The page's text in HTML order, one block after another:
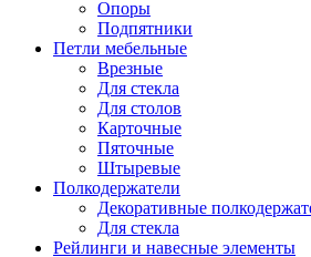
Опоры
Подпятники
Петли мебельные
Врезные
Для стекла
Для столов
Карточные
Пяточные
Штыревые
Полкодержатели
Декоративные
Для стекла
Рейлинги и навесные элементы